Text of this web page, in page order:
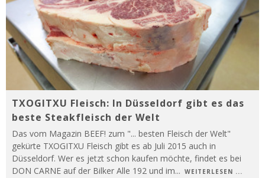
TXOGITXU Fleisch: In Düsseldorf gibt es das
beste Steakfleisch der Welt
Das vom Magazin BEEF! zum "... besten Fleisch der Welt"
gekürte TXOGITXU Fleisch gibt es ab Juli 2015 auch in
Düsseldorf. Wer es jetzt schon kaufen möchte, findet es bei
DON CARNE auf der Bilker Alle 192 und im... WEITERLESEN ...